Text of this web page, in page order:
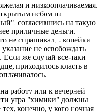
и низкооплачиваемая.
небом на
согласившись на такую
приличные деньги.
не спрашивал, - копейки.
не освобождать
же случай все-таки
приходилось класть в
работу или к вечерней
утра "химики" должны
конечно, у кого ночная